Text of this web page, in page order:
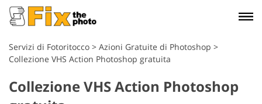
Servizi di Fotoritocco > Azioni Gratuite di Photoshop >
Collezione VHS Action Photoshop gratuita
Collezione VHS Action Photoshop